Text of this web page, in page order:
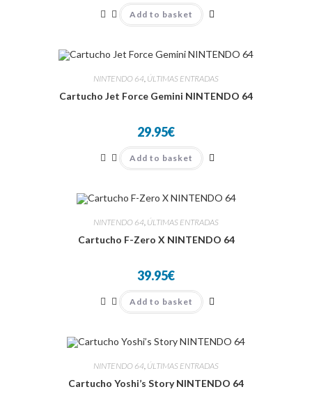
Add to basket
NINTENDO 64 ÚLTIMAS ENTRADAS
Cartucho Jet Force Gemini NINTENDO 64
29.95€
Add to basket
NINTENDO 64 ÚLTIMAS ENTRADAS
Cartucho F-Zero X NINTENDO 64
39.95€
Add to basket
NINTENDO 64 ÚLTIMAS ENTRADAS
Cartucho Yoshi’s Story NINTENDO 64